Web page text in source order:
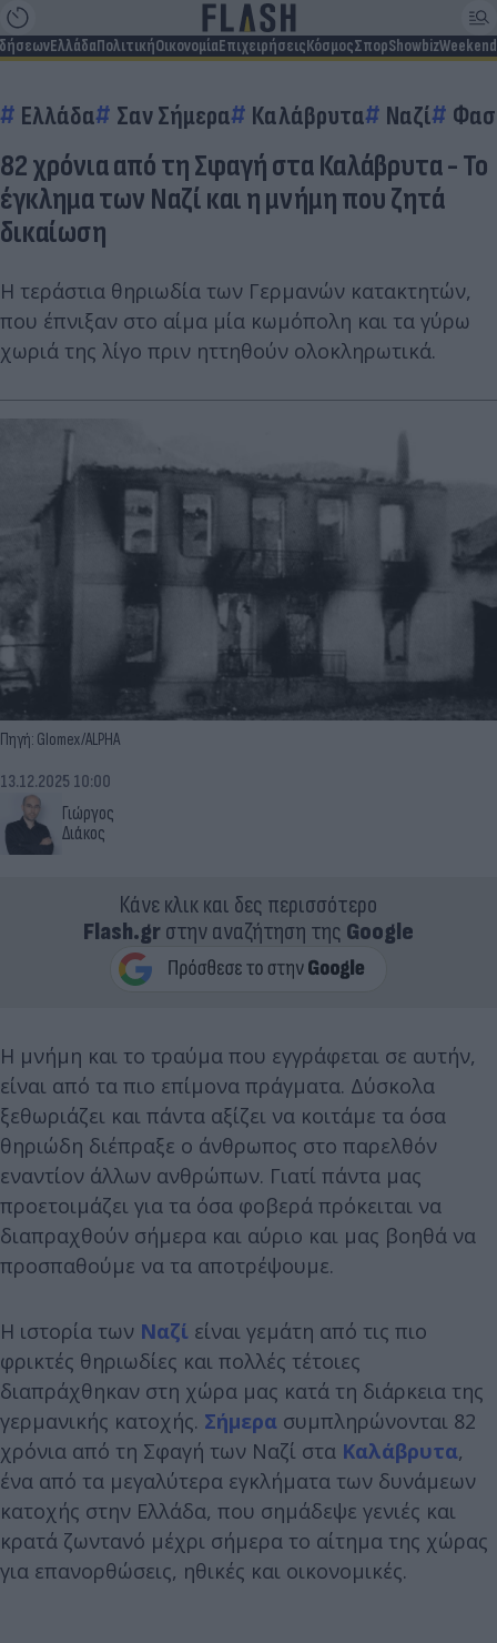
ΕλλάδαΠολιτικήΟικονομίαΕπιχειρήσειςΚόσμοςΣπορShowbizWeekend
Ελλάδα Σαν Σήμερα Καλάβρυτα Ναζί
82 χρόνια από τη Σφαγή στα Καλάβρυτα - Το
έγκλημα των Ναζί και η μνήμη που ζητά
δικαίωση
Η τεράστια θηριωδία των Γερμανών κατακτητών,
που έπνιξαν στο αίμα μία κωμόπολη και τα γύρω
χωριά της λίγο πριν ηττηθούν ολοκληρωτικά.
Πηγή: Glomex/ALPHA
Γιώργος
Διάκος
13.12.2025 10:00
Κάνε κλικ και δες περισσότερο
Flash.grστην αναζήτηση της Google
Η μνήμη και το τραύμα που εγγράφεται σε αυτήν,
είναι από τα πιο επίμονα πράγματα. Δύσκολα
ξεθωριάζει και πάντα αξίζει να κοιτάμε τα όσα
θηριώδη διέπραξε ο άνθρωπος στο παρελθόν
εναντίον άλλων ανθρώπων. Γιατί πάντα μας
προετοιμάζει για τα όσα φοβερά πρόκειται να
διαπραχθούν σήμερα και αύριο και μας βοηθά να
προσπαθούμε να τα αποτρέψουμε.
Η ιστορία των Ναζί είναι γεμάτη από τις πιο
φρικτές θηριωδίες και πολλές τέτοιες
διαπράχθηκαν στη χώρα μας κατά τη διάρκεια της
γερμανικής κατοχής. Σήμερα συμπληρώνονται 82
χρόνια από τη Σφαγή των Ναζί στα Καλάβρυτα,
ένα από τα μεγαλύτερα εγκλήματα των δυνάμεων
κατοχής στην Ελλάδα, που σημάδεψε γενιές και
κρατά ζωντανό μέχρι σήμερα το αίτημα της χώρας
για επανορθώσεις, ηθικές και οικονομικές.